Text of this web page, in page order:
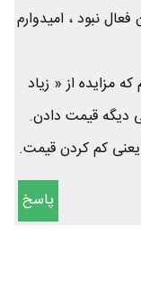
نبود ، امیدوارم
مزایده از « زیاد
دیگه قیمت دادن.
کم کردن قیمت.
پاسخ